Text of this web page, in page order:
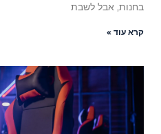
בחנות, אבל לשבת
קרא עוד »